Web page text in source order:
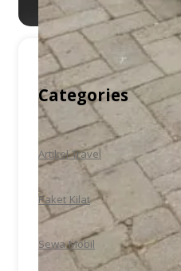
Categories
Artikel Travel
Paket Kilat
Sewa Mobil